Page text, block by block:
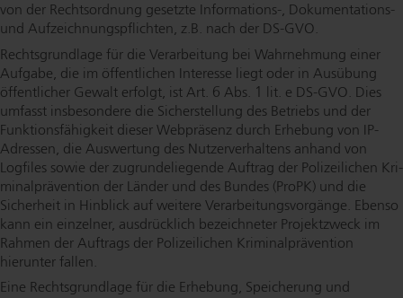
von der Rechtsordnung gesetzte Informations-, Do­ku­men­ta­ti­ons-
und Auf­zeich­nungs­pflich­ten, z.B. nach der DS-GVO.
Rechts­grund­la­ge für die Verarbeitung bei Wahrnehmung einer
Aufgabe, die im öffentlichen Interesse liegt oder in Ausübung
öffentlicher Gewalt erfolgt, ist Art. 6 Abs. 1 lit. e DS-GVO. Dies
umfasst insbesondere die Si­cher­stel­lung des Betriebs und der
Funk­ti­ons­fä­hig­keit dieser Webpräsenz durch Erhebung von IP-
Adressen, die Auswertung des Nut­zer­ver­hal­tens anhand von
Logfiles sowie der zu­grun­de­lie­gen­de Auftrag der Polizeilichen Kri­
mi­nal­prä­ven­ti­on der Länder und des Bundes (ProPK) und die
Sicherheit in Hinblick auf weitere Ver­ar­bei­tungs­vor­gän­ge. Ebenso
kann ein einzelner, ausdrücklich bezeichneter Projektzweck im
Rahmen der Auftrags der Polizeilichen Kri­mi­nal­prä­ven­ti­on
hierunter fallen.
Eine Rechts­grund­la­ge für die Erhebung, Speicherung und